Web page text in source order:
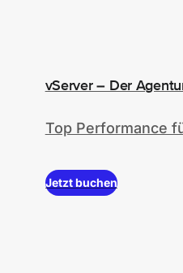
vServer – Der
Top Performance
Jetzt buchen